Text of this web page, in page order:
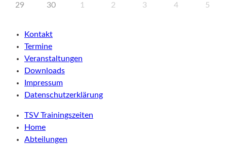
29 30 1 2 3 4 5
Kontakt
Termine
Veranstaltungen
Downloads
Impressum
Datenschutzerklärung
TSV Trainingszeiten
Home
Abteilungen